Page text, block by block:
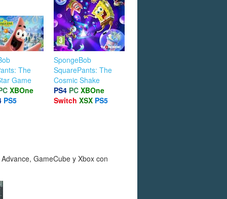
The
Game
XBOne
PS5
SpongeBob
SquarePants: The
Cosmic Shake
PS4 PC XBOne
Switch XSX PS5
GameCube y Xbox con